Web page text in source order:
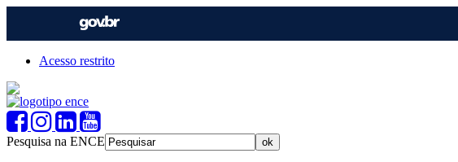
Acesso restrito
Pesquisa na ENCE